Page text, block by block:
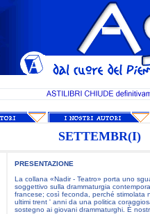
SETTEMBR(I)
PRESENTAZIONE
La collana «Nadir - Teatro» porta uno
soggettivo sulla drammaturgia
francese; così feconda, perché stimolata
ultimi trent ' anni da una politica
sostegno ai giovani drammaturghi. È